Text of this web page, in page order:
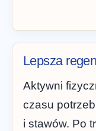
Lepsza
Aktywni
czasu
i stawów. Po